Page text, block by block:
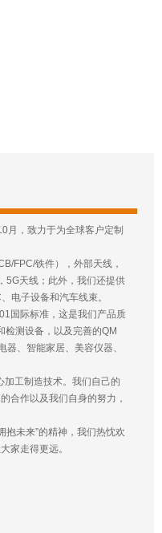
月，致力于为全球客户定制
FPC/铁件），外部天线，
5G天线；此外，我们还提供
电子设备和汽车线束。
国际标准，这是我们产品质
检测设备，以及完善的QM
、智能家居、美容仪器、
工制造技术。我们自己的
合作以及我们自身的努力，
抱未来”的精神，我们热忱欢
家走得更远。